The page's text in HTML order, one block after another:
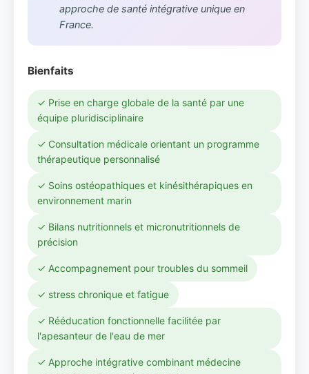
approche de santé intégrative unique en
France.
Bienfaits
✓ Prise en charge globale de la santé par une
équipe pluridisciplinaire
✓ Consultation médicale orientant un programme
thérapeutique personnalisé
✓ Soins ostéopathiques et kinésithérapiques en
environnement marin
✓ Bilans nutritionnels et micronutritionnels de
précision
✓ Accompagnement pour troubles du sommeil
✓ stress chronique et fatigue
✓ Rééducation fonctionnelle facilitée par
l'apesanteur de l'eau de mer
✓ Approche intégrative combinant médecine